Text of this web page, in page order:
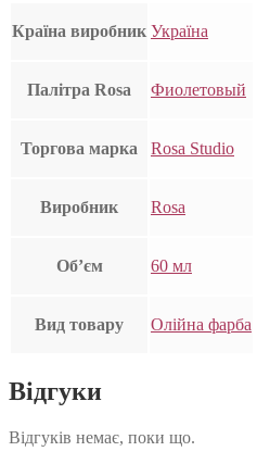
Країна виробник Україна
Палітра Rosa Фиолетовый
Торгова марка Rosa Studio
Виробник Rosa
Об’єм 60 мл
Вид товару Олійна фарба
Відгуки
Відгуків немає, поки що.